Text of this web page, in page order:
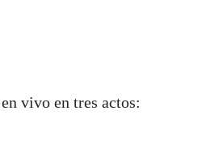
vivo en tres actos: